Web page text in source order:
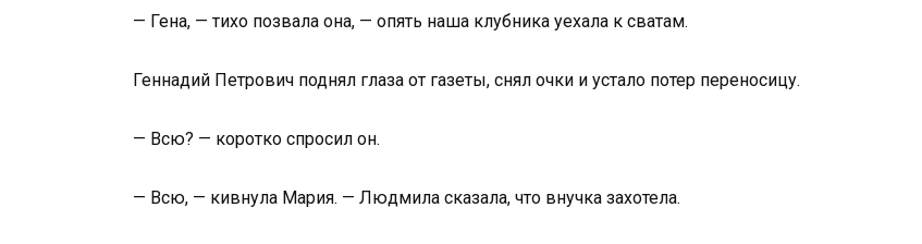
— Гена, — тихо позвала она, — опять наша клубника уехала к сватам.
Геннадий Петрович поднял глаза от газеты, снял очки и устало потер переносицу.
— Всю? — коротко спросил он.
— Всю, — кивнула Мария. — Людмила сказала, что внучка захотела.